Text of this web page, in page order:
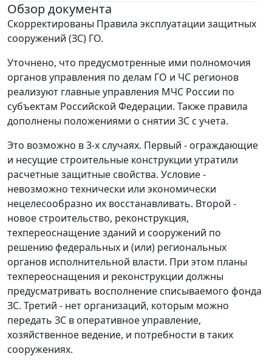
Обзор документа
Скорректированы Правила эксплуатации защитных
сооружений (ЗС) ГО.
Уточнено, что предусмотренные ими полномочия
органов управления по делам ГО и ЧС регионов
реализуют главные управления МЧС России по
субъектам Российской Федерации. Также правила
дополнены положениями о снятии ЗС с учета.
Это возможно в 3-х случаях. Первый - ограждающие
и несущие строительные конструкции утратили
расчетные защитные свойства. Условие -
невозможно технически или экономически
нецелесообразно их восстанавливать. Второй -
новое строительство, реконструкция,
техпереоснащение зданий и сооружений по
решению федеральных и (или) региональных
органов исполнительной власти. При этом планы
техпереоснащения и реконструкции должны
предусматривать восполнение списываемого фонда
ЗС. Третий - нет организаций, которым можно
передать ЗС в оперативное управление,
хозяйственное ведение, и потребности в таких
сооружениях.